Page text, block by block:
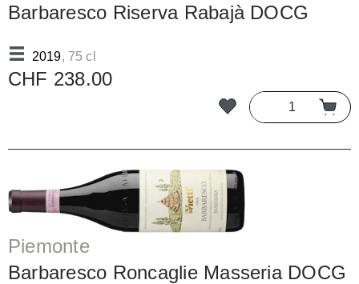
Barbaresco Riserva Rabajà DOCG
2019, 75 cl
CHF 238.00
Piemonte
Barbaresco Roncaglie Masseria DOCG